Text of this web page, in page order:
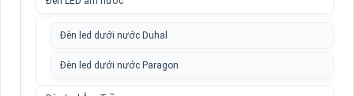
Đèn led dưới nước Duhal
Đèn led dưới nước Paragon